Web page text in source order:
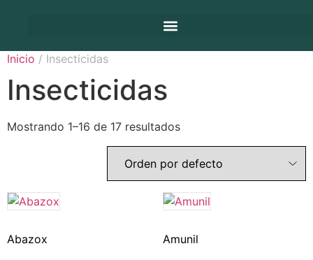
Inicio / Insecticidas
Insecticidas
Mostrando 1–16 de 17 resultados
Abazox Amunil